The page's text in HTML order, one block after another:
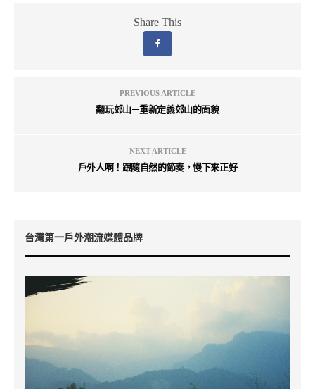
Share This
PREVIOUS ARTICLE
翻玩郊山—重新定義郊山的面貌
NEXT ARTICLE
戶外人啊！跟隨自然的節奏，慢下來正好
台灣第一戶外潮流媒體品牌